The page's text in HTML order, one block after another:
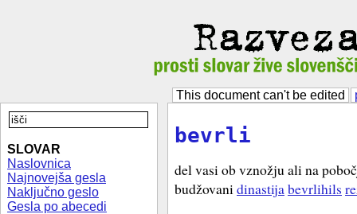
This document can't be edited
SLOVAR
Naslovnica
Najnovejša gesla
Naključno geslo
Gesla po abecedi
bevrli
del vasi ob vznožju ali na
budžovanidinastijabevrlihils